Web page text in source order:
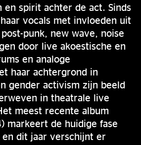
en spirit achter de act. Sinds
vocals met invloeden uit
punk, new wave, noise
door live akoestische en
en analoge
haar achtergrond in
gender activism zijn beeld
in theatrale live
meest recente album
markeert de huidige fase
dit jaar verschijnt er